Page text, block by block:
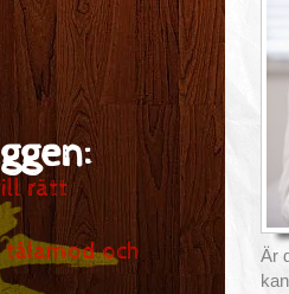
rätt
tålamod och
Är